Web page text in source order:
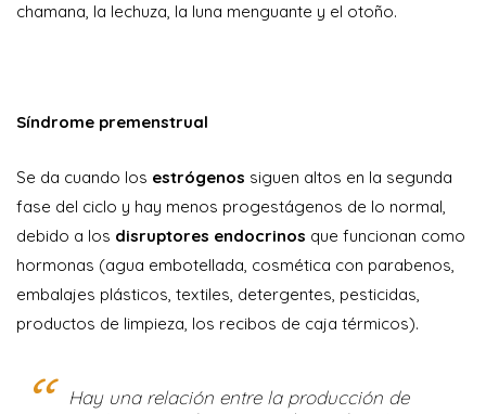
chamana, la lechuza, la luna menguante y el otoño.
Síndrome premenstrual
Se da cuando los estrógenos siguen altos en la segunda
fase del ciclo y hay menos progestágenos de lo normal,
debido a los disruptores endocrinos que funcionan como
hormonas (agua embotellada, cosmética con parabenos,
embalajes plásticos, textiles, detergentes, pesticidas,
productos de limpieza, los recibos de caja térmicos).
Hay una relación entre la producción de